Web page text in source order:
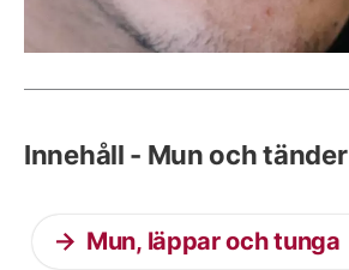
Innehåll - Mun och tänder
Mun, läppar och tunga